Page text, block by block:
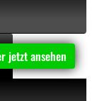
"
jetzt ansehen